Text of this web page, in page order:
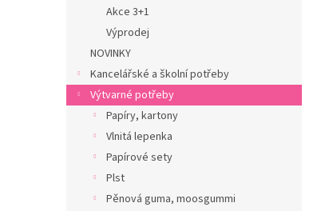
n
e
Akce 3+1
Výprodej
NOVINKY
Kancelářské a školní potřeby
Výtvarné potřeby
Papíry, kartony
Vlnitá lepenka
Papírové sety
Plst
Pěnová guma, moosgummi